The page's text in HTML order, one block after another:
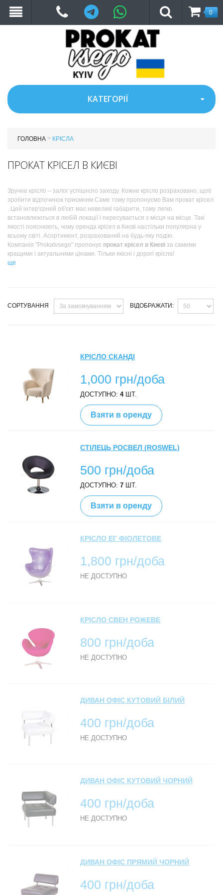
Telegram
0
КАТЕГОРІЇ
ГОЛОВНА > КРІСЛА
ПРОКАТ КРІСЕЛ В КИЄВІ
Зручне крісло – залог успішного заходу. Кожне крісло розраховано, щоб
зробити відпочинок приємним.Саме тому пропонуємо Вам прокат крісел
. Цей інтер'єрний об'єкт має невеликі габарити, тому легко
встановлюються в любій локації і пересувається з місця на місце. Такі
якості пояснюють, чому оренда крісел в Києві настільки популярна у
всьому світі. Асортимент, розрахований на будь-яку подію.
Компанія "Prokatvsego" пропонує прокат крісел в Киеві за самими
кращими і актуальними цінами. Тільки якісні і дорогі крісла!
ще
СОРТУВАННЯ ВІДОБРАЖАТИ:
КРІСЛО СКАНДІ
1,000 грн/доба
ДОСТУПНО:4ШТ.
Взяти в оренду
СТІЛЕЦЬ РОСВЕЛ (ROSWEL)
500 грн/доба
ДОСТУПНО:7 ШТ.
Взяти в оренду
КРІСЛО ЕГ ФІОЛЕТОВЕ
1,800 грн/доба
НЕ ДОСТУПНО
КРІСЛО CВЕН РОЖЕВЕ
800 грн/доба
НЕ ДОСТУПНО
ДИВАН ОФІС КУТОВИЙ БІЛИЙ
400 грн/доба
НЕ ДОСТУПНО
ДИВАН ОФІС КУТОВИЙ ЧОРНИЙ
400 грн/доба
НЕ ДОСТУПНО
ДИВАН ОФІС ПРЯМИЙ ЧОРНИЙ
400 грн/доба